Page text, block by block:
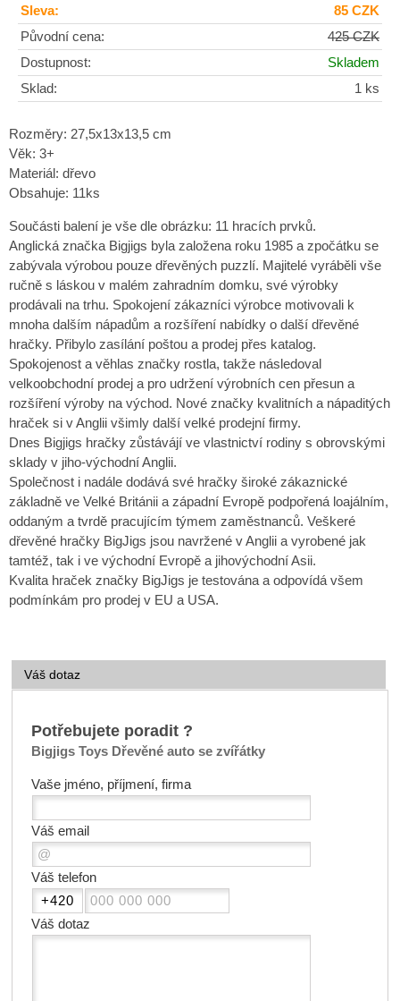
Sleva:
85 CZK
Původní cena:
425 CZK
Dostupnost:
Skladem
Sklad:
1 ks
Rozměry: 27,5x13x13,5 cm
Věk: 3+
Materiál: dřevo
Obsahuje: 11ks
Součásti balení je vše dle obrázku: 11 hracích prvků.
Anglická značka Bigjigs byla založena roku 1985 a zpočátku se
zabývala výrobou pouze dřevěných puzzlí. Majitelé vyráběli vše
ručně s láskou v malém zahradním domku, své výrobky
prodávali na trhu. Spokojení zákazníci výrobce motivovali k
mnoha dalším nápadům a rozšíření nabídky o další dřevěné
hračky. Přibylo zasílání poštou a prodej přes katalog.
Spokojenost a věhlas značky rostla, takže následoval
velkoobchodní prodej a pro udržení výrobních cen přesun a
rozšíření výroby na východ. Nové značky kvalitních a nápaditých
hraček si v Anglii všimly další velké prodejní firmy.
Dnes Bigjigs hračky zůstávájí ve vlastnictví rodiny s obrovskými
sklady v jiho-východní Anglii.
Společnost i nadále dodává své hračky široké zákaznické
základně ve Velké Británii a západní Evropě podpořená loajálním,
oddaným a tvrdě pracujícím týmem zaměstnanců. Veškeré
dřevěné hračky BigJigs jsou navržené v Anglii a vyrobené jak
tamtéž, tak i ve východní Evropě a jihovýchodní Asii.
Kvalita hraček značky BigJigs je testována a odpovídá všem
podmínkám pro prodej v EU a USA.
Váš dotaz
Potřebujete poradit ?
Bigjigs Toys Dřevěné auto se zvířátky
Vaše jméno, příjmení, firma
Váš email
Váš telefon
Váš dotaz